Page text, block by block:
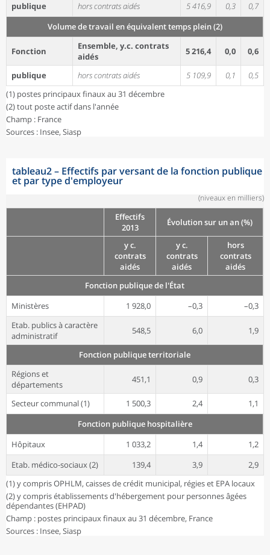
publique hors contrats aidés 5 416,9 0,3
0,7
Volume de travail en équivalent temps plein (2)
Fonction
Ensemble, y.c. contrats
aidés
5 216,4 0,0 0,6
publique hors contrats aidés 5 109,9 0,1
0,5
(1) postes principaux finaux au 31 décembre
(2) tout poste actif dans l'année
Champ : France
Sources : Insee, Siasp
tableau2– Effectifs par versant de la fonction publique
et par type d'employeur
(niveaux en milliers)
Effectifs
2013
Évolution sur un an (%)
y c.
contrats
aidés
y c.
contrats
aidés
hors
contrats
aidés
Fonction publique de l'État
Ministères
1 928,0 –0,3
–0,3
Etab. publics à caractère
administratif
548,5 6,0 1,9
Fonction publique territoriale
Régions et
départements
451,1 0,9 0,3
Secteur communal (1) 1 500,3 2,4
1,1
Fonction publique hospitalière
Hôpitaux
1 033,2 1,4
1,2
Etab. médico-sociaux (2)
139,4 3,9
2,9
(1) y compris OPHLM, caisses de crédit municipal, régies et EPA locaux
(2) y compris établissements d'hébergement pour personnes âgées
dépendantes (EHPAD)
Champ : postes principaux finaux au 31 décembre, France
Sources : Insee, Siasp